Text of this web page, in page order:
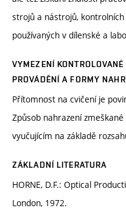
strojů a nástrojů,
používaných v dílenské a
VYMEZENÍ
PROVÁDĚNÍ A FORMY
Přítomnost na cvičení je
Způsob nahrazení
vyučujícím na základě
ZÁKLADNÍ LITERATURA
HORNE, D.F.: Optical
London, 1972.